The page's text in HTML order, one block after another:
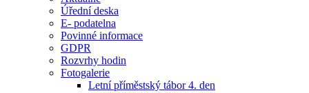
Úřední deska
E- podatelna
Povinné informace
GDPR
Rozvrhy hodin
Fotogalerie
Letní příměstský tábor 4. den